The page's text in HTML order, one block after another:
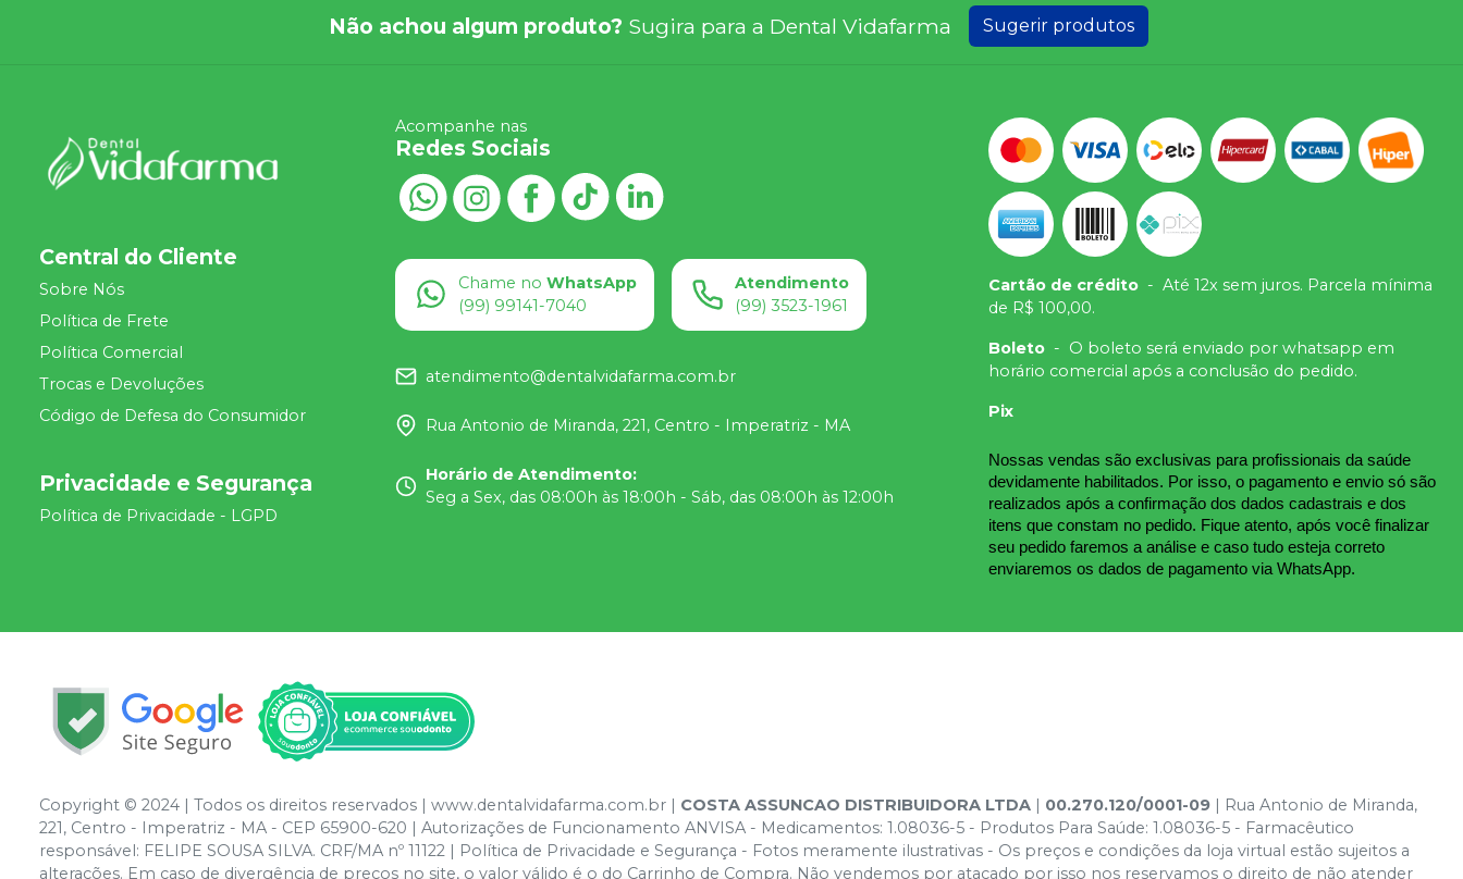
Não achou algum produto? Sugira para a Dental Vidafarma Sugerir produtos
Central do Cliente
Sobre Nós
Política de Frete
Política Comercial
Trocas e Devoluções
Código de Defesa do Consumidor
Privacidade e Segurança
Política de Privacidade - LGPD
Acompanhe nas
Redes Sociais
Chame no WhatsApp
(99) 99141-7040
Atendimento
(99) 3523-1961
atendimento@dentalvidafarma.com.br
Rua Antonio de Miranda, 221, Centro - Imperatriz - MA
Horário de Atendimento:
Seg a Sex, das 08:00h às 18:00h - Sáb, das 08:00h às 12:00h
Cartão de crédito - Até 12x sem juros. Parcela mínima
de R$ 100,00.
Boleto - O boleto será enviado por whatsapp em
horário comercial após a conclusão do pedido.
Pix
Nossas vendas são exclusivas para profissionais da saúde
devidamente habilitados. Por isso, o pagamento e envio só são
realizados após a confirmação dos dados cadastrais e dos
itens que constam no pedido. Fique atento, após você finalizar
seu pedido faremos a análise e caso tudo esteja correto
enviaremos os dados de pagamento via WhatsApp.
Copyright © 2024 | Todos os direitos reservados | www.dentalvidafarma.com.br | COSTA ASSUNCAO DISTRIBUIDORA LTDA | 00.270.120/0001-09 | Rua Antonio de Miranda,
221, Centro - Imperatriz - MA - CEP 65900-620 | Autorizações de Funcionamento ANVISA - Medicamentos: 1.08036-5 - Produtos Para Saúde: 1.08036-5 - Farmacêutico
responsável: FELIPE SOUSA SILVA. CRF/MA nº 11122 | Política de Privacidade e Segurança - Fotos meramente ilustrativas - Os preços e condições da loja virtual estão sujeitos a
alterações. Em caso de divergência de preços no site, o valor válido é o do Carrinho de Compra. Não vendemos por atacado por isso nos reservamos o direito de não atender